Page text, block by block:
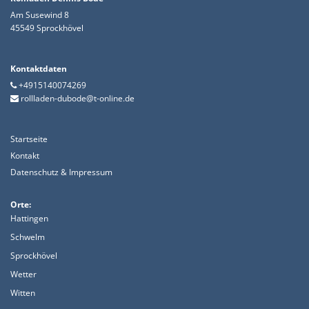
Am Susewind 8
45549 Sprockhövel
Kontaktdaten
 +4915140074269
 rollladen-dubode@t-online.de
Startseite
Kontakt
Datenschutz & Impressum
Orte:
Hattingen
Schwelm
Sprockhövel
Wetter
Witten